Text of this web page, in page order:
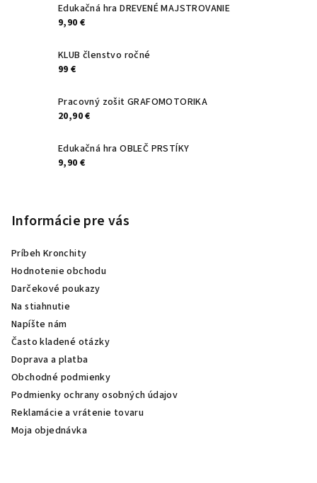
Edukačná hra DREVENÉ MAJSTROVANIE
9,90 €
KLUB členstvo ročné
99 €
Pracovný zošit GRAFOMOTORIKA
20,90 €
Edukačná hra OBLEČ PRSTÍKY
9,90 €
Informácie pre vás
Príbeh Kronchity
Hodnotenie obchodu
Darčekové poukazy
Na stiahnutie
Napíšte nám
Často kladené otázky
Doprava a platba
Obchodné podmienky
Podmienky ochrany osobných údajov
Reklamácie a vrátenie tovaru
Moja objednávka